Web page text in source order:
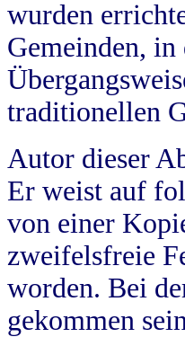
wurden
Gemeinden, in
traditionellen
Autor dieser
Er weist auf
von einer
zweifelsfreie
worden. Bei
gekommen